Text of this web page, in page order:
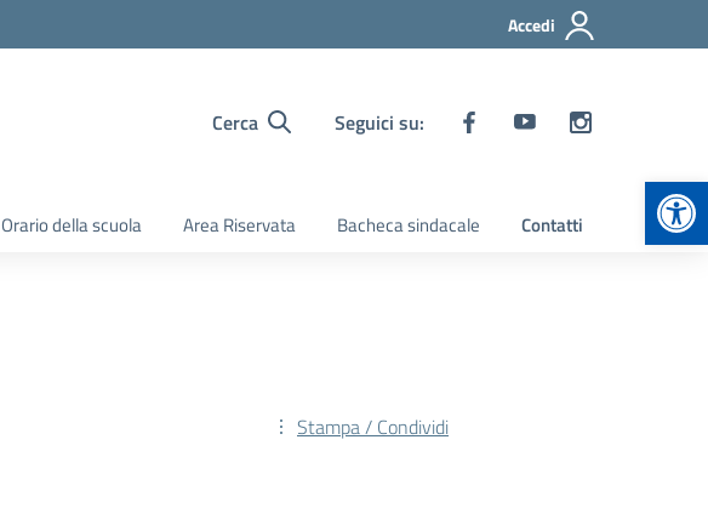
Accedi
Cerca Seguici su:
Orario della scuola Area Riservata Bacheca sindacale Contatti
Stampa / Condividi